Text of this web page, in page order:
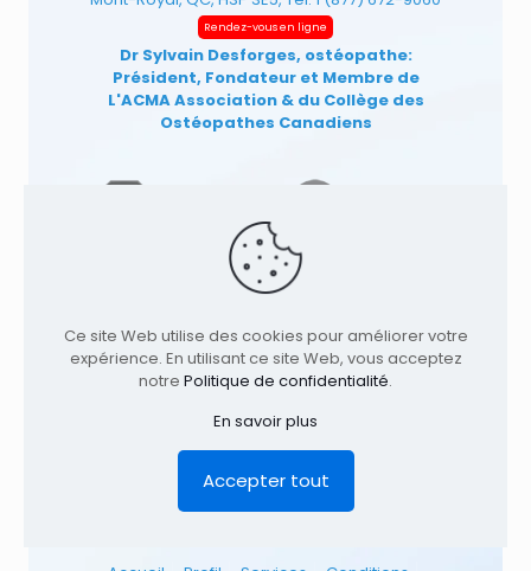
Rendez-vous en ligne
Dr Sylvain Desforges, ostéopathe:
Président, Fondateur et Membre de
L'ACMA Association & du Collège des
Ostéopathes Canadiens
-2026 Clinique TAGMED
d'Ostéopathie & Ostéopathe à: | Terrebonne |
Montréal | . Tous droits réservés.
Ce site Web utilise des cookies pour améliorer votre
expérience. En utilisant ce site Web, vous acceptez
notre Politique de confidentialité.
En savoir plus
Accepter tout